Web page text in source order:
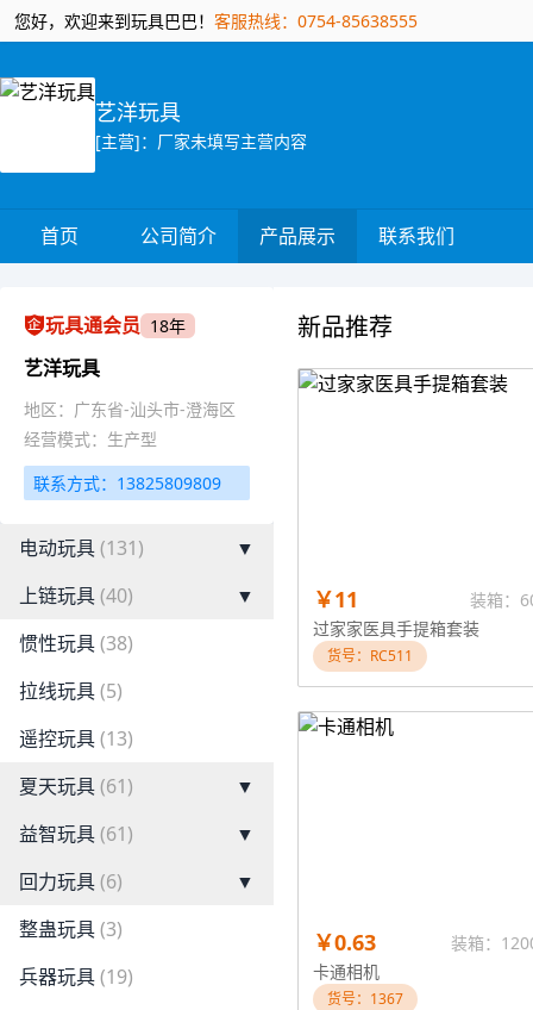
您好，欢迎来到玩具巴巴！ 客服热线：0754-85638555
艺洋玩具
[主营]：厂家未填写主营内容
首页 公司简介 产品展示 联系我们
玩具通会员 18年
艺洋玩具
地区：广东省-汕头市-澄海区
经营模式：生产型
联系方式：13825809809
电动玩具(131)
▼
上链玩具(40)
▼
惯性玩具(38)
拉线玩具(5)
遥控玩具(13)
夏天玩具(61)
▼
益智玩具(61)
▼
回力玩具(6)
▼
整蛊玩具(3)
兵器玩具(19)
新品推荐
￥11
装箱：
过家家医具手提箱套装
货号：RC511
￥0.63
装箱：
卡通相机
货号：1367